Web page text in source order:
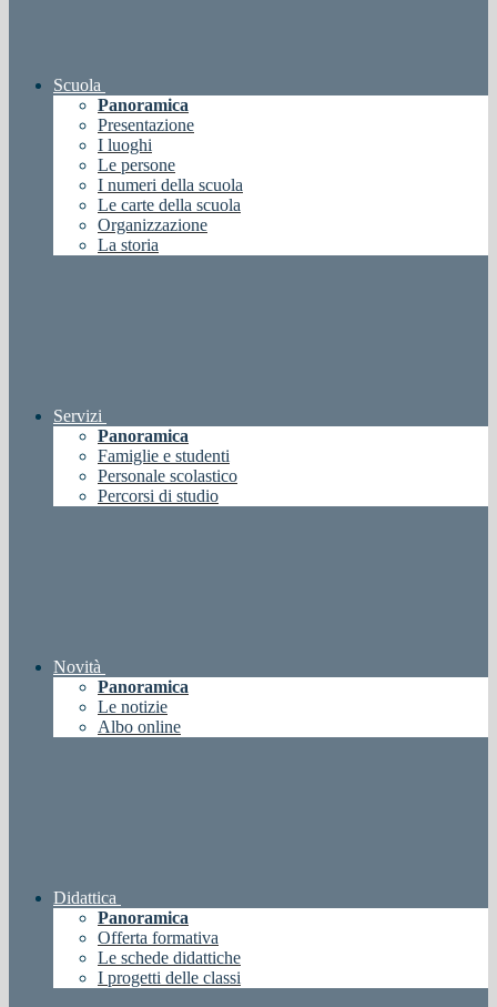
Scuola
Panoramica
Presentazione
I luoghi
Le persone
I numeri della scuola
Le carte della scuola
Organizzazione
La storia
Servizi
Panoramica
Famiglie e studenti
Personale scolastico
Percorsi di studio
Novità
Panoramica
Le notizie
Albo online
Didattica
Panoramica
Offerta formativa
Le schede didattiche
I progetti delle classi